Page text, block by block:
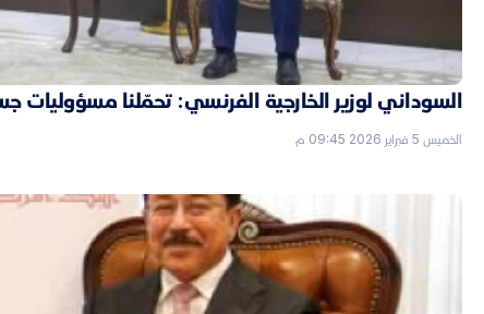
السوداني لوزير الخارجية الفرنسي: تحمّلنا مسؤوليات
الخميس 5 فبراير 2026 09:45 م